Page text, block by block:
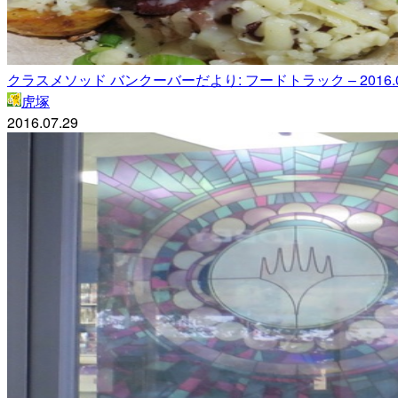
クラスメソッド バンクーバーだより: フードトラック –
虎塚
2016.07.29